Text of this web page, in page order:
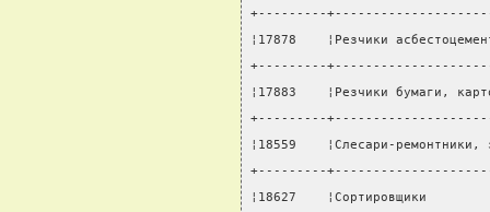
+---------
¦17878    ¦Резчики
+---------
¦17883    ¦Резчики бумаги,
+---------
¦18559    ¦Слесари-ремонтники,
+---------
¦18627